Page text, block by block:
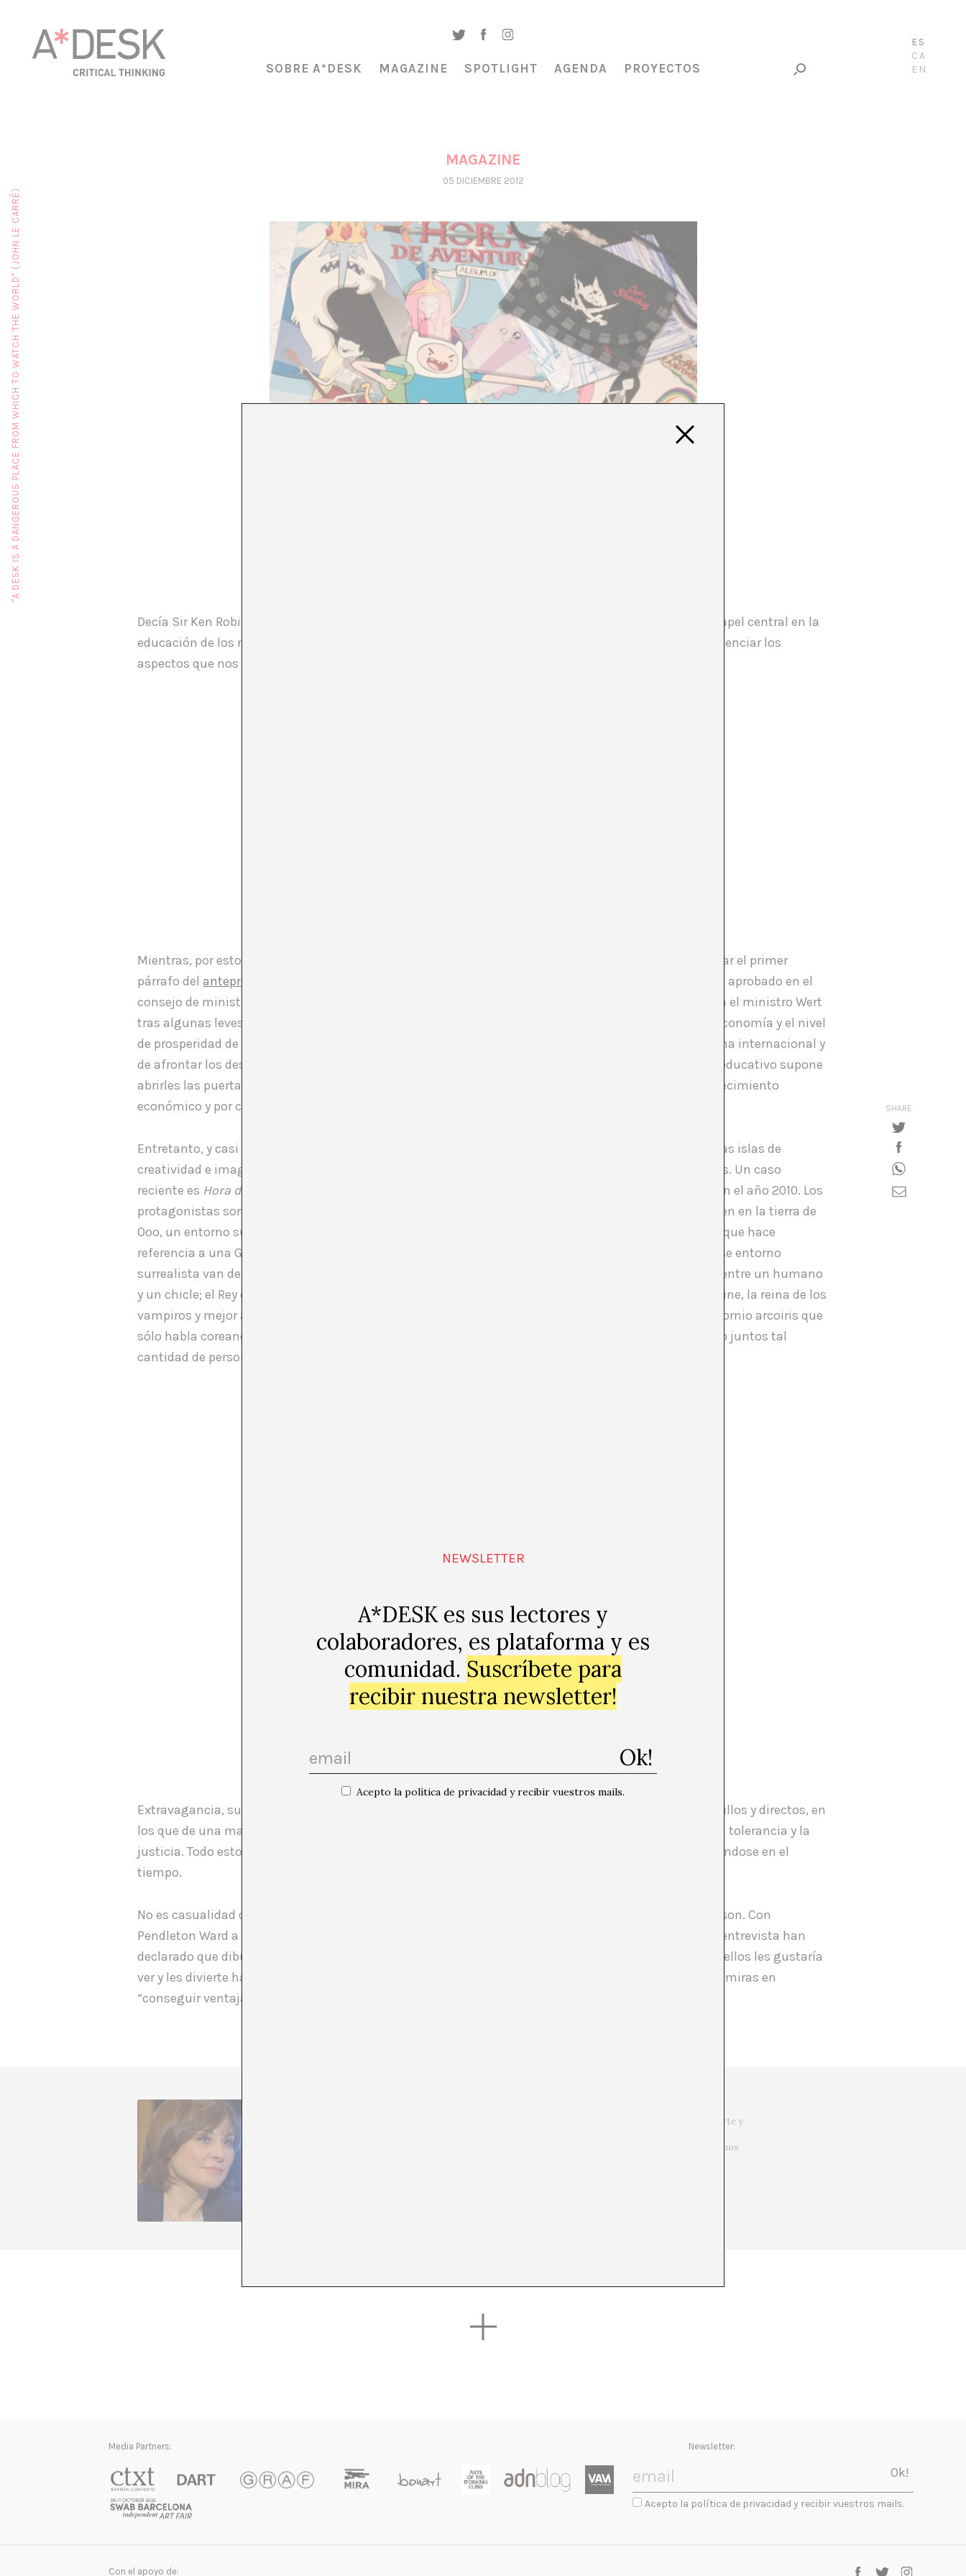
ES
CA
EN
SOBRE A*DESK MAGAZINE SPOTLIGHT AGENDA PROYECTOS
MAGAZINE
05 DICIEMBRE 2012
Decía Sir Ken Robinson en una célebre presentación en TEDTalks que la creatividad debería tener un papel central en la
educación de los niños, que es fundamental estimular la creatividad y la imaginación, descubrir y potenciar los
aspectos que nos hacen diferentes y únicos.
Mientras, por estos lares, parece que nos movemos en dirección contraria. Como prueba, baste recordar el primer
párrafo delanteproyecto de la LOMCE
(Ley Orgánica para la Mejora de la Calidad Educativa), que ya fue aprobado en el
consejo de ministros del pasado 21 de septiembre y que -¡atención!- el martes 5 de diciembre presenta el ministro Wert
tras algunas leves modificaciones: “La educación es el motor que promueve la competitividad de la economía y el nivel
de prosperidad de un país. Su nivel educativo determina su capacidad de competir con éxito en la arena internacional y
de afrontar los desafíos que se planteen en el futuro. Mejorar el nivel de los ciudadanos en el ámbito educativo supone
abrirles las puertas a puestos de trabajo de alta cualificación, lo que representa una apuesta por el crecimiento
económico y por conseguir ventajas competitivas en el mercado global”. Sin comentarios.
Entretanto, y casi donde menos uno se lo espera, en televisión, de vez en cuando encontramos algunas islas de
creatividad e imaginación que pueden resultar tan estimulantes para los niños como para los adultos. Un caso
reciente es Hora de Aventuras
, una serie de animación producida por Cartoon Network, que se inició en el año 2010. Los
protagonistas son Finn, un niño de 14 años y un perro mágico (¿hermano adoptivo?) Jake. Ambos viven en la tierra de
Ooo, un entorno surrealista que bien puede ser post-apocalíptico -como se apunta en algún episodio que hace
referencia a una Guerra de los Champiñones- como a un mundo alternativo en otra dimensión. Por ese entorno
surrealista van desfilando personajes mutantes y extravagantes como la Princesa Chicle, un híbrido entre un humano
y un chicle; el Rey del Hielo que sería el malo de la serie, y está obsesionado con el matrimonio; Marceline, la reina de los
vampiros y mejor amiga de Finn, que tiene mil años y se alimenta del color rojo; Lady Arcoiris, un unicornio arcoiris que
sólo habla coreano, mascota de la princesa Chile y novia de Jake, entre otros. Pocas veces se han visto juntos tal
cantidad de personajes freakies y ambivalentes.
Extravagancia, surrealismo y un humor absurdo son los hilos conductores de unos argumentos sencillos y directos, en
los que de una manera totalmente idiosincrática y nada naïf predominan valores como la amistad, la tolerancia y la
justicia. Todo esto se engloba en un macrocontexto más complejo que va evolucionando y diversificándose en el
tiempo.
No es casualidad que la serie, ya de culto, tenga un cierto aire indie, porque sus creadores también lo son. Con
Pendleton Ward a la cabeza, dibujantes y guionistas provienen del cómic independiente y, en alguna entrevista han
declarado que dibujan pensando en el público infantil, pero también escriben y dibujan aquello que a ellos les gustaría
ver y les divierte hacer. Ciertamente, existe un universo paralelo a ese otro tan peligroso que pone sus miras en
“conseguir ventajas competitivas en el mercado global”.
SHARE
relación con otros contextos y tomar distancias para poder pensar mejor el mundo. La crítica de arte y
el comisariado ha sido una vía desde la que poner en práctica su convencimiento en la necesidad del
pensamiento crítico, de las idiosincracias y los posicionamientos individuales. ¿Cómo si no podremos
Media Partners: Newsletter:
Acepto la política de privacidad y recibir vuestros mails.
Con el apoyo de:
NEWSLETTER
A*DESK es sus lectores y
colaboradores, es plataforma y es
comunidad. Suscríbete para
recibir nuestra newsletter!
Acepto la política de privacidad y recibir vuestros mails.
"A DESK IS A DANGEROUS PLACE FROM WHICH TO WATCH THE WORLD" (JOHN LE CARRÉ)